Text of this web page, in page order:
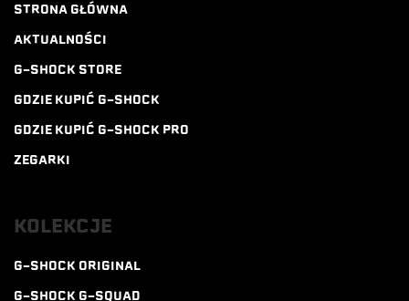
STRONA GŁÓWNA
AKTUALNOŚCI
G-SHOCK STORE
GDZIE KUPIĆ G-SHOCK
GDZIE KUPIĆ G-SHOCK PRO
ZEGARKI
KOLEKCJE
G-SHOCK ORIGINAL
G-SHOCK G-SQUAD